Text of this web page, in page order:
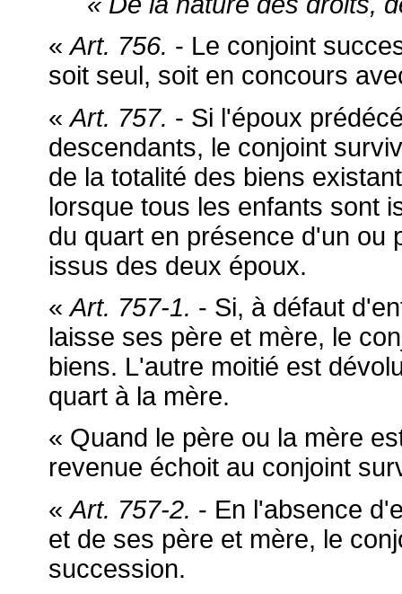
«Art. 756. - Le conjoint
soit seul, soit en concours
«Art. 757. - Si l'époux
descendants, le conjoint
de la totalité des biens
lorsque tous les enfants sont
du quart en présence d'un ou
issus des deux époux.
«Art. 757-1. - Si, à défaut
laisse ses père et mère, le
biens. L'autre moitié est
quart à la mère.
« Quand le père ou la mère
revenue échoit au conjoint
«Art. 757-2. - En l'absence
et de ses père et mère, le
succession.